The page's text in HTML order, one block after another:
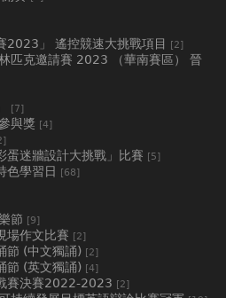
2023」 遙控競速大挑戰項目 [2]
匹克邀請賽 2023 （華南賽區） 晉
[7]
與獎 [4]
蛋迷牆設計大挑戰」比賽 [5]
色學習日 [68]
節 [9]
場作文比賽 [2]
節 (中文獨誦) [2]
節 (英文獨誦) [4]
賽決賽2022-2023 [2]